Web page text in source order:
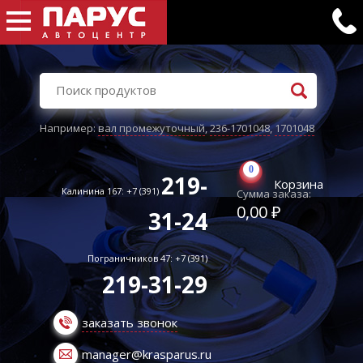
Например:вал промежуточный,236-1701048,1701048
Калинина 167: +7 (391) 219-
31-24
Пограничников 47: +7 (391)
219-31-29
заказать звонок
manager@krasparus.ru
0
Корзина
Сумма заказа:
0,00 ₽